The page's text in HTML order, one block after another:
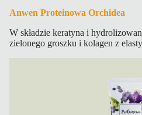
Anwen Proteinowa Orchidea
W składzie keratyna i
zielonego groszku i kolagen z